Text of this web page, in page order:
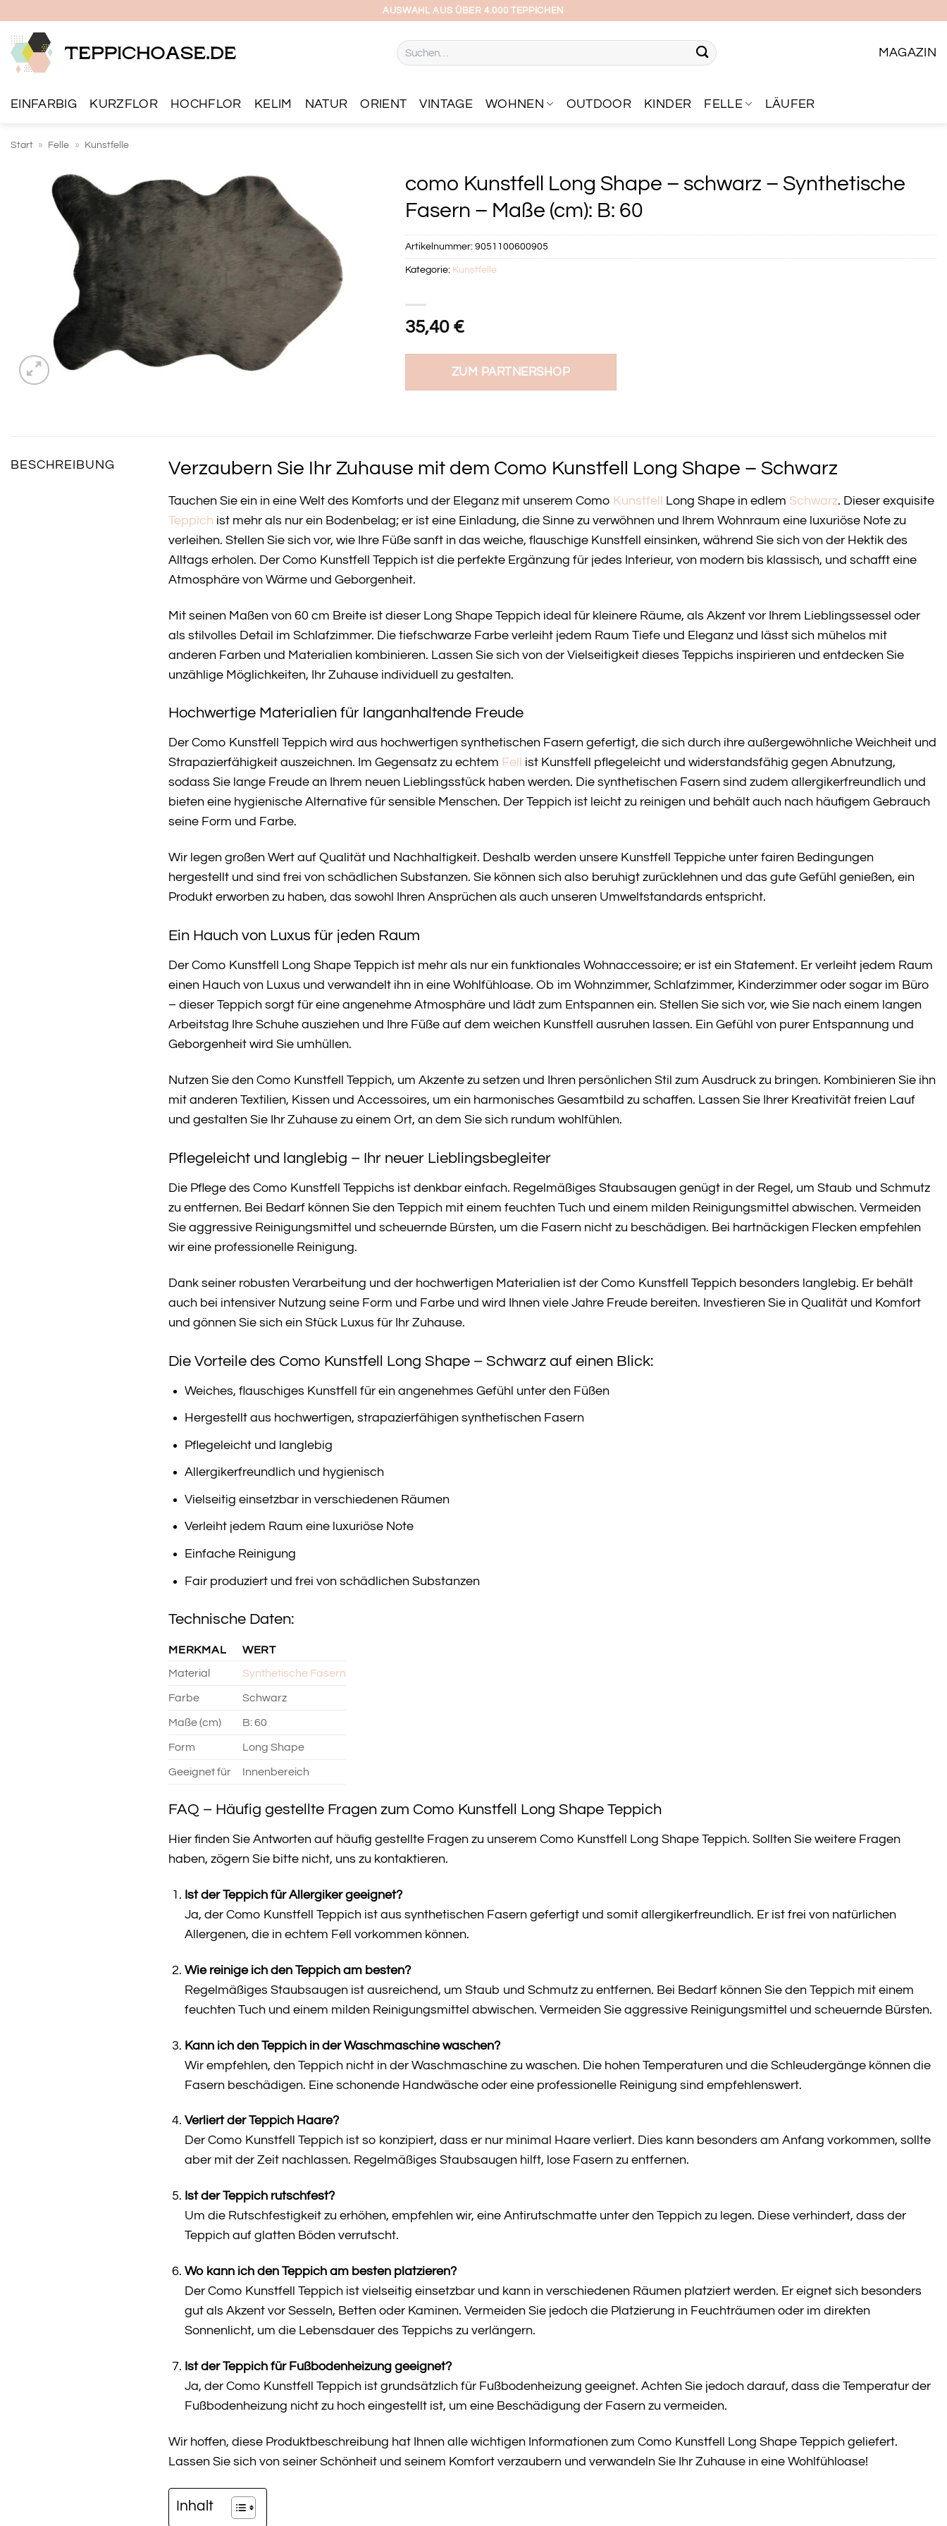
springen
AUSWAHL AUS ÜBER 4.000 TEPPICHEN
Suchen
nach:
MAGAZIN
EINFARBIG KURZFLOR HOCHFLOR KELIM NATUR ORIENT VINTAGE WOHNEN OUTDOOR KINDER FELLE LÄUFER
Start » Felle » Kunstfelle
como Kunstfell Long Shape – schwarz – Synthetische
Fasern – Maße (cm): B: 60
35,40 €
ZUM PARTNERSHOP
Artikelnummer: 9051100600905
Kategorie: Kunstfelle
BESCHREIBUNG Verzaubern Sie Ihr Zuhause mit dem Como Kunstfell Long Shape – Schwarz
Tauchen Sie ein in eine Welt des Komforts und der Eleganz mit unserem Como Kunstfell Long Shape in edlem Schwarz. Dieser exquisite
Teppich ist mehr als nur ein Bodenbelag; er ist eine Einladung, die Sinne zu verwöhnen und Ihrem Wohnraum eine luxuriöse Note zu
verleihen. Stellen Sie sich vor, wie Ihre Füße sanft in das weiche, flauschige Kunstfell einsinken, während Sie sich von der Hektik des
Alltags erholen. Der Como Kunstfell Teppich ist die perfekte Ergänzung für jedes Interieur, von modern bis klassisch, und schafft eine
Atmosphäre von Wärme und Geborgenheit.
Mit seinen Maßen von 60 cm Breite ist dieser Long Shape Teppich ideal für kleinere Räume, als Akzent vor Ihrem Lieblingssessel oder
als stilvolles Detail im Schlafzimmer. Die tiefschwarze Farbe verleiht jedem Raum Tiefe und Eleganz und lässt sich mühelos mit
anderen Farben und Materialien kombinieren. Lassen Sie sich von der Vielseitigkeit dieses Teppichs inspirieren und entdecken Sie
unzählige Möglichkeiten, Ihr Zuhause individuell zu gestalten.
Hochwertige Materialien für langanhaltende Freude
Der Como Kunstfell Teppich wird aus hochwertigen synthetischen Fasern gefertigt, die sich durch ihre außergewöhnliche Weichheit und
Strapazierfähigkeit auszeichnen. Im Gegensatz zu echtem Fell
ist Kunstfell pflegeleicht und widerstandsfähig gegen Abnutzung,
sodass Sie lange Freude an Ihrem neuen Lieblingsstück haben werden. Die synthetischen Fasern sind zudem allergikerfreundlich und
bieten eine hygienische Alternative für sensible Menschen. Der Teppich ist leicht zu reinigen und behält auch nach häufigem Gebrauch
seine Form und Farbe.
Wir legen großen Wert auf Qualität und Nachhaltigkeit. Deshalb werden unsere Kunstfell Teppiche unter fairen Bedingungen
hergestellt und sind frei von schädlichen Substanzen. Sie können sich also beruhigt zurücklehnen und das gute Gefühl genießen, ein
Produkt erworben zu haben, das sowohl Ihren Ansprüchen als auch unseren Umweltstandards entspricht.
Ein Hauch von Luxus für jeden Raum
Der Como Kunstfell Long Shape Teppich ist mehr als nur ein funktionales Wohnaccessoire; er ist ein Statement. Er verleiht jedem Raum
einen Hauch von Luxus und verwandelt ihn in eine Wohlfühloase. Ob im Wohnzimmer, Schlafzimmer, Kinderzimmer oder sogar im Büro
– dieser Teppich sorgt für eine angenehme Atmosphäre und lädt zum Entspannen ein. Stellen Sie sich vor, wie Sie nach einem langen
Arbeitstag Ihre Schuhe ausziehen und Ihre Füße auf dem weichen Kunstfell ausruhen lassen. Ein Gefühl von purer Entspannung und
Geborgenheit wird Sie umhüllen.
Nutzen Sie den Como Kunstfell Teppich, um Akzente zu setzen und Ihren persönlichen Stil zum Ausdruck zu bringen. Kombinieren Sie ihn
mit anderen Textilien, Kissen und Accessoires, um ein harmonisches Gesamtbild zu schaffen. Lassen Sie Ihrer Kreativität freien Lauf
und gestalten Sie Ihr Zuhause zu einem Ort, an dem Sie sich rundum wohlfühlen.
Pflegeleicht und langlebig – Ihr neuer Lieblingsbegleiter
Die Pflege des Como Kunstfell Teppichs ist denkbar einfach. Regelmäßiges Staubsaugen genügt in der Regel, um Staub und Schmutz
zu entfernen. Bei Bedarf können Sie den Teppich mit einem feuchten Tuch und einem milden Reinigungsmittel abwischen. Vermeiden
Sie aggressive Reinigungsmittel und scheuernde Bürsten, um die Fasern nicht zu beschädigen. Bei hartnäckigen Flecken empfehlen
wir eine professionelle Reinigung.
Dank seiner robusten Verarbeitung und der hochwertigen Materialien ist der Como Kunstfell Teppich besonders langlebig. Er behält
auch bei intensiver Nutzung seine Form und Farbe und wird Ihnen viele Jahre Freude bereiten. Investieren Sie in Qualität und Komfort
und gönnen Sie sich ein Stück Luxus für Ihr Zuhause.
Die Vorteile des Como Kunstfell Long Shape – Schwarz auf einen Blick:
Weiches, flauschiges Kunstfell für ein angenehmes Gefühl unter den Füßen
Hergestellt aus hochwertigen, strapazierfähigen synthetischen Fasern
Pflegeleicht und langlebig
Allergikerfreundlich und hygienisch
Vielseitig einsetzbar in verschiedenen Räumen
Verleiht jedem Raum eine luxuriöse Note
Einfache Reinigung
Fair produziert und frei von schädlichen Substanzen
Technische Daten:
MERKMAL WERT
Material Synthetische Fasern
Farbe Schwarz
Maße (cm) B: 60
Form Long Shape
Geeignet für Innenbereich
FAQ – Häufig gestellte Fragen zum Como Kunstfell Long Shape Teppich
Hier finden Sie Antworten auf häufig gestellte Fragen zu unserem Como Kunstfell Long Shape Teppich. Sollten Sie weitere Fragen
haben, zögern Sie bitte nicht, uns zu kontaktieren.
Ist der Teppich für Allergiker geeignet?
Ja, der Como Kunstfell Teppich ist aus synthetischen Fasern gefertigt und somit allergikerfreundlich. Er ist frei von natürlichen
Allergenen, die in echtem Fell vorkommen können.
Wie reinige ich den Teppich am besten?
Regelmäßiges Staubsaugen ist ausreichend, um Staub und Schmutz zu entfernen. Bei Bedarf können Sie den Teppich mit einem
feuchten Tuch und einem milden Reinigungsmittel abwischen. Vermeiden Sie aggressive Reinigungsmittel und scheuernde Bürsten.
Kann ich den Teppich in der Waschmaschine waschen?
Wir empfehlen, den Teppich nicht in der Waschmaschine zu waschen. Die hohen Temperaturen und die Schleudergänge können die
Fasern beschädigen. Eine schonende Handwäsche oder eine professionelle Reinigung sind empfehlenswert.
Verliert der Teppich Haare?
Der Como Kunstfell Teppich ist so konzipiert, dass er nur minimal Haare verliert. Dies kann besonders am Anfang vorkommen, sollte
aber mit der Zeit nachlassen. Regelmäßiges Staubsaugen hilft, lose Fasern zu entfernen.
Ist der Teppich rutschfest?
Um die Rutschfestigkeit zu erhöhen, empfehlen wir, eine Antirutschmatte unter den Teppich zu legen. Diese verhindert, dass der
Teppich auf glatten Böden verrutscht.
Wo kann ich den Teppich am besten platzieren?
Der Como Kunstfell Teppich ist vielseitig einsetzbar und kann in verschiedenen Räumen platziert werden. Er eignet sich besonders
gut als Akzent vor Sesseln, Betten oder Kaminen. Vermeiden Sie jedoch die Platzierung in Feuchträumen oder im direkten
Sonnenlicht, um die Lebensdauer des Teppichs zu verlängern.
Ist der Teppich für Fußbodenheizung geeignet?
Ja, der Como Kunstfell Teppich ist grundsätzlich für Fußbodenheizung geeignet. Achten Sie jedoch darauf, dass die Temperatur der
Fußbodenheizung nicht zu hoch eingestellt ist, um eine Beschädigung der Fasern zu vermeiden.
Wir hoffen, diese Produktbeschreibung hat Ihnen alle wichtigen Informationen zum Como Kunstfell Long Shape Teppich geliefert.
Lassen Sie sich von seiner Schönheit und seinem Komfort verzaubern und verwandeln Sie Ihr Zuhause in eine Wohlfühloase!
Inhalt